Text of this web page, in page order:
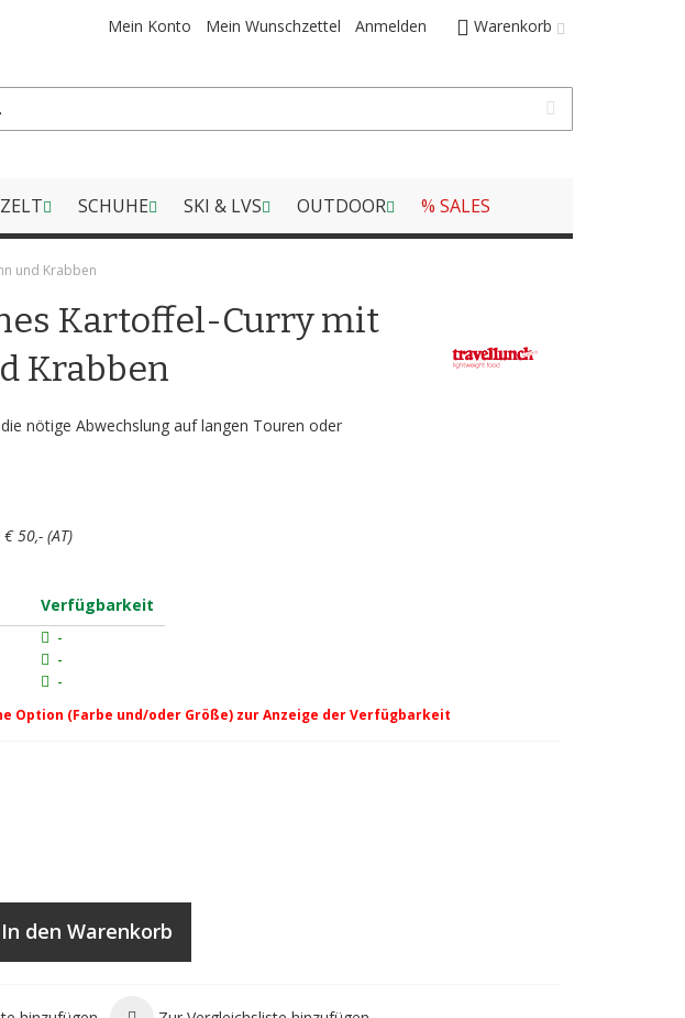
Warenkorb
Mein Konto Mein Wunschzettel Anmelden
SCHUHE SKI & LVS OUTDOOR % SALES
und Krabben
Kartoffel-Curry mit
Krabben
nötige Abwechslung auf langen Touren oder
50,- (AT)
Verfügbarkeit
-
-
-
Option (Farbe und/oder Größe) zur Anzeige der Verfügbarkeit
In den Warenkorb